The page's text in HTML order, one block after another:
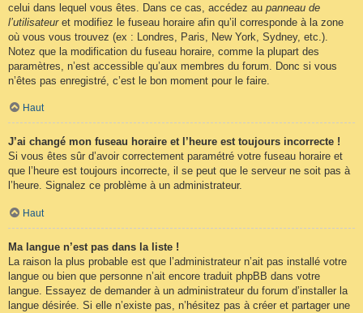
celui dans lequel vous êtes. Dans ce cas, accédez au panneau de
l’utilisateuret modifiez le fuseau horaire afin qu’il corresponde à la zone
où vous vous trouvez (ex : Londres, Paris, New York, Sydney, etc.).
Notez que la modification du fuseau horaire, comme la plupart des
paramètres, n’est accessible qu’aux membres du forum. Donc si vous
n’êtes pas enregistré, c’est le bon moment pour le faire.
Haut
J’ai changé mon fuseau horaire et l’heure est toujours incorrecte !
Si vous êtes sûr d’avoir correctement paramétré votre fuseau horaire et
que l’heure est toujours incorrecte, il se peut que le serveur ne soit pas à
l’heure. Signalez ce problème à un administrateur.
Haut
Ma langue n’est pas dans la liste !
La raison la plus probable est que l’administrateur n’ait pas installé votre
langue ou bien que personne n’ait encore traduit phpBB dans votre
langue. Essayez de demander à un administrateur du forum d’installer la
langue désirée. Si elle n’existe pas, n’hésitez pas à créer et partager une